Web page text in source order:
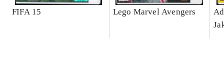
FIFA 15 Lego Marvel Avengers